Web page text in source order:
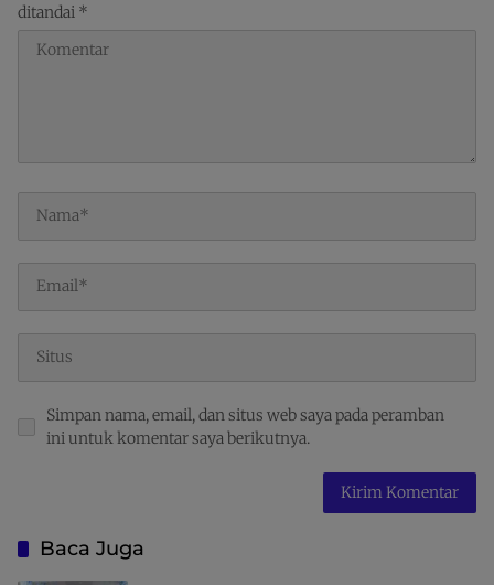
ditandai *
Simpan nama, email, dan situs web saya pada peramban
ini untuk komentar saya berikutnya.
Baca Juga